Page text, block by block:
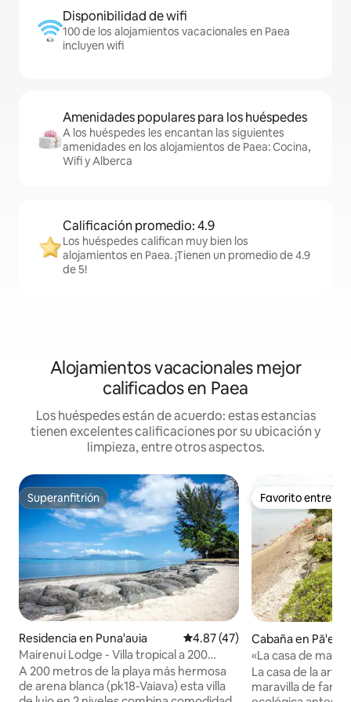
Disponibilidad de wifi
100 de los alojamientos vacacionales en Paea
incluyen wifi
Amenidades populares para los huéspedes
A los huéspedes les encantan las siguientes
amenidades en los alojamientos de Paea: Cocina,
Wifi y Alberca
Calificación promedio: 4.9
Los huéspedes califican muy bien los
alojamientos en Paea. ¡Tienen un promedio de 4.9
de 5!
Alojamientos vacacionales mejor
calificados en Paea
Los huéspedes están de acuerdo: estas estancias
tienen excelentes calificaciones por su ubicación y
limpieza, entre otros aspectos.
Superanfitrión
Superanfitrión
Residencia en Puna'auia Calificación promedio: 4.87 de
4.87 (47)
Mairenui Lodge - Villa tropical a 200
metros de las playas
A 200 metros de la playa más hermosa
de arena blanca (pk18-Vaiava) esta villa
Favorito entre
Favorito entre
Cabaña en Pā'ea
«La casa de
mar»
La casa de la
maravilla de